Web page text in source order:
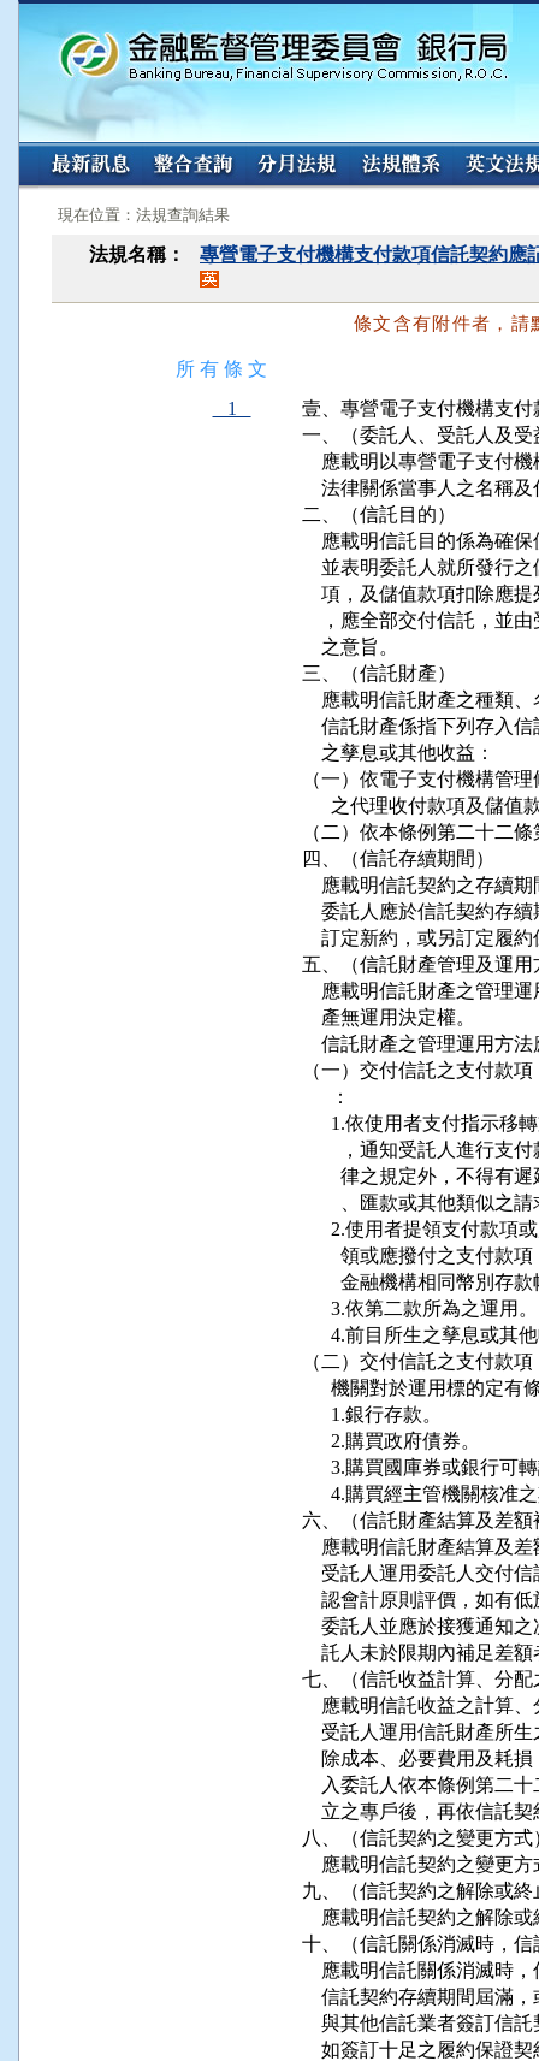
:::
現在位置：法規查詢結果
法規名稱： 專營電子支付機構支付款項信託契約應
條文含有附件者，請
所 有 條 文
1
壹、專營電子支付機構支
一、（委託人、受託人及受
應載明以專營電子支付
法律關係當事人之名稱
二、（信託目的）
應載明信託目的係為確
並表明委託人就所發行
項，及儲值款項扣除應
，應全部交付信託，並
    之意旨。
三、（信託財產）
應載明信託財產之種類
信託財產係指下列存入
    之孳息或其他收益：
（一）依電子支付機構管
之代理收付款項及儲
（二）依本條例第二十二
四、（信託存續期間）
應載明信託契約之存續
委託人應於信託契約存
訂定新約，或另訂定履
五、（信託財產管理及運用
應載明信託財產之管理
    產無運用決定權。
信託財產之管理運用方
（一）交付信託之支付款
      ：
1.依使用者支付指示
，通知受託人進行
律之規定外，不得
、匯款或其他類似之
2.使用者提領支付款
領或應撥付之支付
金融機構相同幣別
      3.依第二款所為之運用。
4.前目所生之孳息或
（二）交付信託之支付款
機關對於運用標的定
      1.銀行存款。
      2.購買政府債券。
3.購買國庫券或銀行可
4.購買經主管機關核准
六、（信託財產結算及差
應載明信託財產結算及
受託人運用委託人交付
認會計原則評價，如有
委託人並應於接獲通知
託人未於限期內補足差
七、（信託收益計算、分
應載明信託收益之計算
受託人運用信託財產所
除成本、必要費用及耗
入委託人依本條例第二
立之專戶後，再依信託
八、（信託契約之變更方式
應載明信託契約之變更
九、（信託契約之解除或終
應載明信託契約之解除
十、（信託關係消滅時，
應載明信託關係消滅時
信託契約存續期間屆滿
與其他信託業者簽訂信
如簽訂十足之履約保證